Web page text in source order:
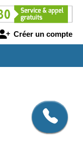
Créer un compte